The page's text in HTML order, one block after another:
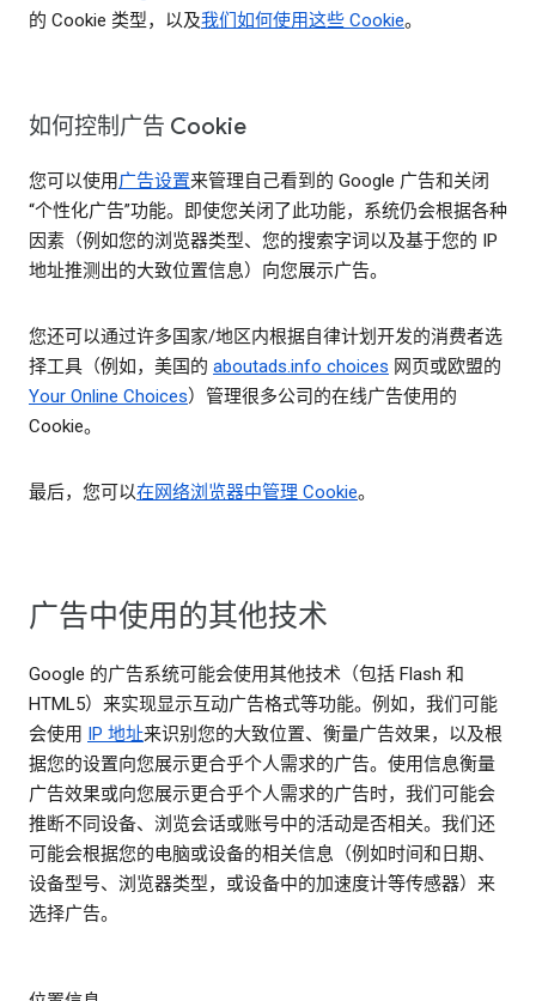
的 Cookie 类型，以及我们如何使用这些 Cookie。
如何控制广告 Cookie
您可以使用广告设置来管理自己看到的 Google 广告和关闭
“个性化广告”功能。即使您关闭了此功能，系统仍会根据各种
因素（例如您的浏览器类型、您的搜索字词以及基于您的 IP
地址推测出的大致位置信息）向您展示广告。
您还可以通过许多国家/地区内根据自律计划开发的消费者选
择工具（例如，美国的 aboutads.info choices 网页或欧盟的
Your Online Choices）管理很多公司的在线广告使用的
Cookie。
最后，您可以在网络浏览器中管理 Cookie。
广告中使用的其他技术
Google 的广告系统可能会使用其他技术（包括 Flash 和
HTML5）来实现显示互动广告格式等功能。例如，我们可能
会使用 IP 地址来识别您的大致位置、衡量广告效果，以及根
据您的设置向您展示更合乎个人需求的广告。使用信息衡量
广告效果或向您展示更合乎个人需求的广告时，我们可能会
推断不同设备、浏览会话或账号中的活动是否相关。我们还
可能会根据您的电脑或设备的相关信息（例如时间和日期、
设备型号、浏览器类型，或设备中的加速度计等传感器）来
选择广告。